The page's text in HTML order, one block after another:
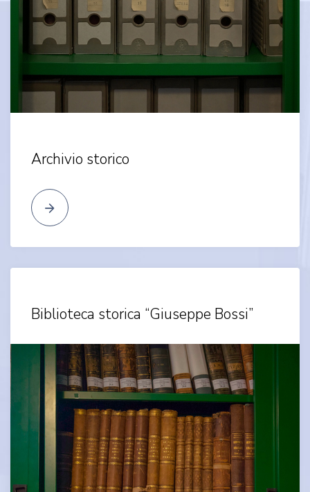
Archivio storico
Biblioteca storica “Giuseppe Bossi”